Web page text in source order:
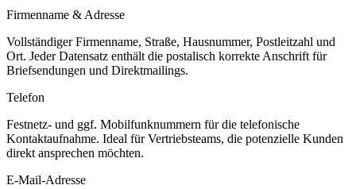
Firmenname & Adresse
Vollständiger Firmenname, Straße, Hausnummer, Postleitzahl und
Ort. Jeder Datensatz enthält die postalisch korrekte Anschrift für
Briefsendungen und Direktmailings.
Telefon
Festnetz- und ggf. Mobilfunknummern für die telefonische
Kontaktaufnahme. Ideal für Vertriebsteams, die potenzielle Kunden
direkt ansprechen möchten.
E-Mail-Adresse